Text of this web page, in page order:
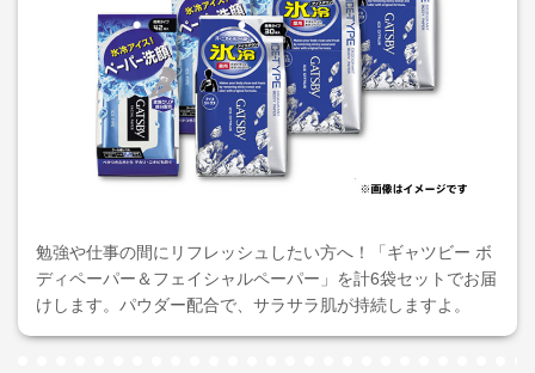
勉強や仕事の間にリフレッシュしたい方へ！「ギャツビー ボ
ディペーパー＆フェイシャルペーパー」を計6袋セットでお届
けします。パウダー配合で、サラサラ肌が持続しますよ。